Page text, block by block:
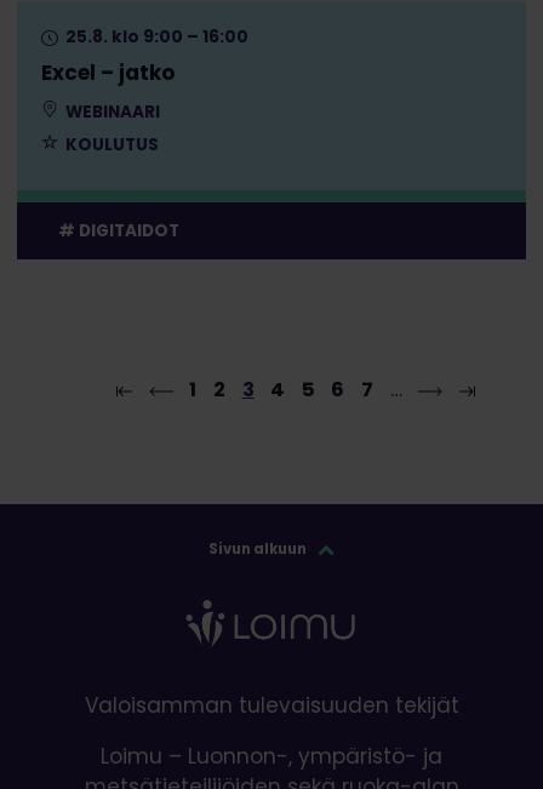
Excel – jatko
25.8. klo 9:00 – 16:00
WEBINAARI
KOULUTUS
DIGITAIDOT
1 2 3 4 5 6 7 …
Sivun alkuun
Valoisamman tulevaisuuden tekijät
Loimu – Luonnon-, ympäristö- ja